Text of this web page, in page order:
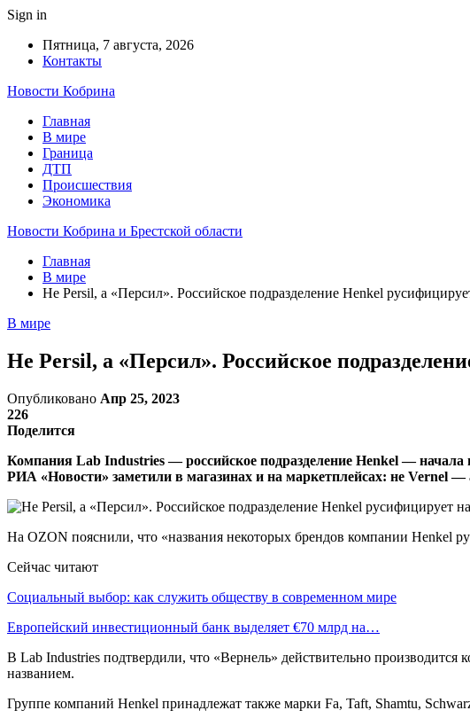
Sign in
Пятница, 7 августа, 2026
Контакты
Новости Кобрина
Главная
В мире
Граница
ДТП
Происшествия
Экономика
Новости Кобрина и Брестской области
Главная
В мире
Не Persil, а «Персил». Российское подразделение Henkel
В мире
Не Persil, а «Персил». Российское
Опубликовано Апр 25, 2023
226
Поделится
Компания Lab Industries — российское подразделение Henkel —
РИА «Новости» заметили в магазинах и на маркетплейсах: не Vernel
На OZON пояснили, что «названия некоторых брендов компании Henkel
Сейчас читают
Социальный выбор: как служить обществу в современном мире
Европейский инвестиционный банк выделяет €70 млрд на…
В Lab Industries подтвердили, что «Вернель» действительно производится
названием.
Группе компаний Henkel принадлежат также марки Fa, Taft, Shamtu,